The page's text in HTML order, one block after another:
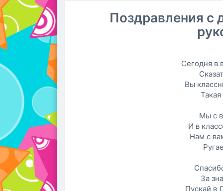
Поздравления с
Сегодня в
Вы
Мы с
И в
Нам с
За
Пускай в